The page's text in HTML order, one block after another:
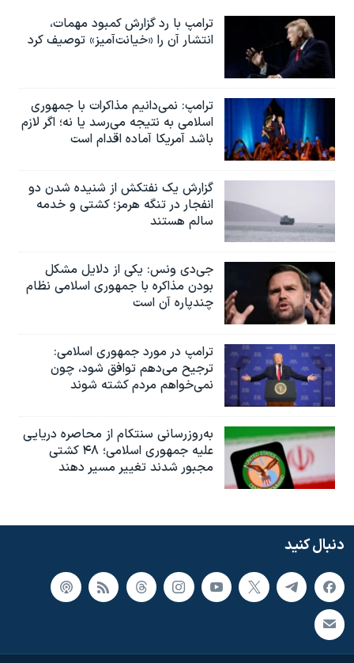
ترامپ با رد گزارش کمبود مهمات،
انتشار آن را «خیانت‌آمیز» توصیف کرد
ترامپ: نمی‌دانیم مذاکرات با جمهوری
اسلامی به نتیجه می‌رسد یا نه؛ اگر لازم
باشد آمریکا آماده اقدام است
گزارش یک نفتکش از شنیده شدن دو
انفجار در تنگه هرمز؛ کشتی و خدمه
سالم هستند
جی‌دی ونس: یکی از دلایل مشکل
بودن مذاکره با جمهوری اسلامی نظام
چندپاره آن است
ترامپ در مورد جمهوری اسلامی:
ترجیح می‌دهم توافق شود، چون
نمی‌خواهم مردم کشته شوند
به‌روزرسانی سنتکام از محاصره دریایی
علیه جمهوری اسلامی؛ ۴۸ کشتی
مجبور شدند تغییر مسیر دهند
دنبال کنید